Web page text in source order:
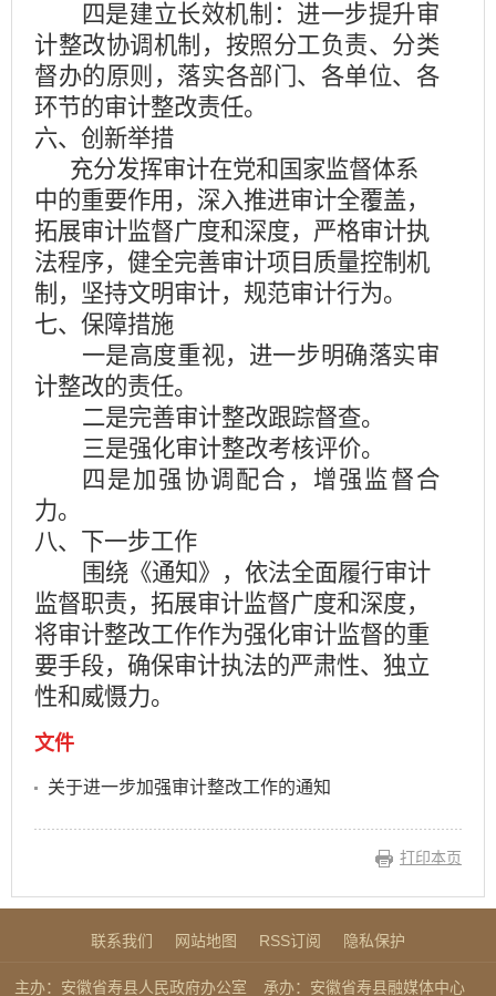
四是建立长效机制：进一步提升审
计整改协调机制，按照分工负责、分类
督办的原则，落实各部门、各单位、各
环节的审计整改责任。
六、创新举措
充分发挥审计在党和国家监督体系
中的重要作用，深入推进审计全覆盖，
拓展审计监督广度和深度，严格审计执
法程序，健全完善审计项目质量控制机
制，坚持文明审计，规范审计行为。
七、保障措施
一是高度重视，进一步明确落实审
计整改的责任。
二是完善审计整改跟踪督查。
三是强化审计整改考核评价。
四是加强协调配合，增强监督合
力。
八、下一步工作
围绕《通知》，依法全面履行审计
监督职责，拓展审计监督广度和深度，
将审计整改工作作为强化审计监督的重
要手段，确保审计执法的严肃性、独立
性和威慑力。
文件
关于进一步加强审计整改工作的通知
打印本页
联系我们 网站地图 RSS订阅 隐私保护
主办：安徽省寿县人民政府办公室 承办：安徽省寿县融媒体中心